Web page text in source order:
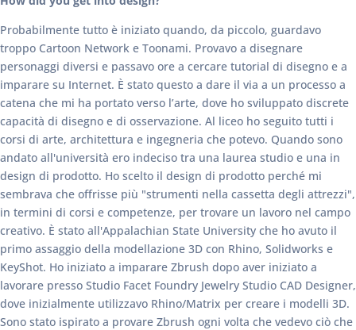
Probabilmente tutto è iniziato quando, da piccolo, guardavo
troppo Cartoon Network e Toonami. Provavo a disegnare
personaggi diversi e passavo ore a cercare tutorial di disegno e a
imparare su Internet. È stato questo a dare il via a un processo a
catena che mi ha portato verso l’arte, dove ho sviluppato discrete
capacità di disegno e di osservazione. Al liceo ho seguito tutti i
corsi di arte, architettura e ingegneria che potevo. Quando sono
andato all'università ero indeciso tra una laurea studio e una in
design di prodotto. Ho scelto il design di prodotto perché mi
sembrava che offrisse più "strumenti nella cassetta degli attrezzi",
in termini di corsi e competenze, per trovare un lavoro nel campo
creativo. È stato all'Appalachian State University che ho avuto il
primo assaggio della modellazione 3D con Rhino, Solidworks e
KeyShot. Ho iniziato a imparare Zbrush dopo aver iniziato a
lavorare presso Studio Facet Foundry Jewelry Studio CAD Designer,
dove inizialmente utilizzavo Rhino/Matrix per creare i modelli 3D.
Sono stato ispirato a provare Zbrush ogni volta che vedevo ciò che